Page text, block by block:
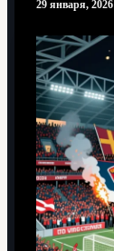
29 января, 2026